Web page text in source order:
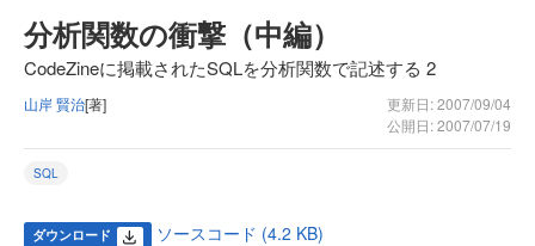
分析関数の衝撃（中編）
CodeZineに掲載されたSQLを分析関数で記述する 2
山岸 賢治[著]
更新日: 2007/09/04
公開日: 2007/07/19
SQL
ダウンロード ソースコード (4.2 KB)